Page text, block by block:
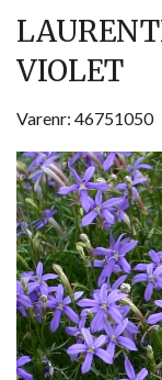
VIOLET
Varenr: 46751050